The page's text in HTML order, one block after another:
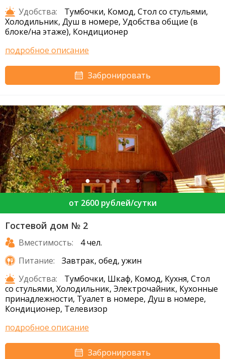
Удобства:
Тумбочки, Комод, Стол со стульями,
Холодильник, Душ в номере, Удобства общие (в
блоке/на этаже), Кондиционер
подробное описание
Забронировать
от 2600 рублей/сутки
Гостевой дом № 2
Вместимость:
4 чел.
Питание:
Завтрак, обед, ужин
Удобства:
Тумбочки, Шкаф, Комод, Кухня, Стол
со стульями, Холодильник, Электрочайник, Кухонные
принадлежности, Туалет в номере, Душ в номере,
Кондиционер, Телевизор
подробное описание
Забронировать